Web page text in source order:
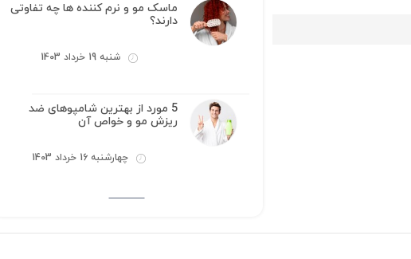
ماسک مو و نرم کننده ها چه تفاوتی
دارند؟
شنبه 19 خرداد 1403
5 مورد از بهترین شامپوهای ضد
ریزش مو و خواص آن
چهارشنبه 16 خرداد 1403